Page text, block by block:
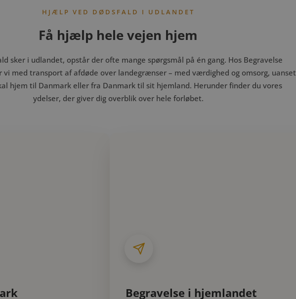
HJÆLP VED DØDSFALD I UDLANDET
Få hjælp hele vejen hjem
sker i udlandet, opstår der ofte mange spørgsmål på én gang. Hos Begravelse
med transport af afdøde over landegrænser – med værdighed og omsorg, uanset
hjem til Danmark eller fra Danmark til sit hjemland. Herunder finder du vores
ydelser, der giver dig overblik over hele forløbet.
Begravelse i hjemlandet